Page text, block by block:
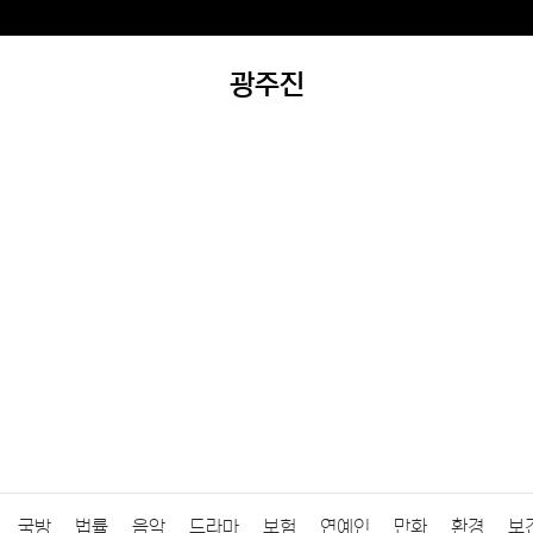
광주진
국방 법률 음악 드라마 보험 연예인 만화 환경 보